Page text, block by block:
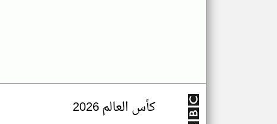
كأس العالم 2026